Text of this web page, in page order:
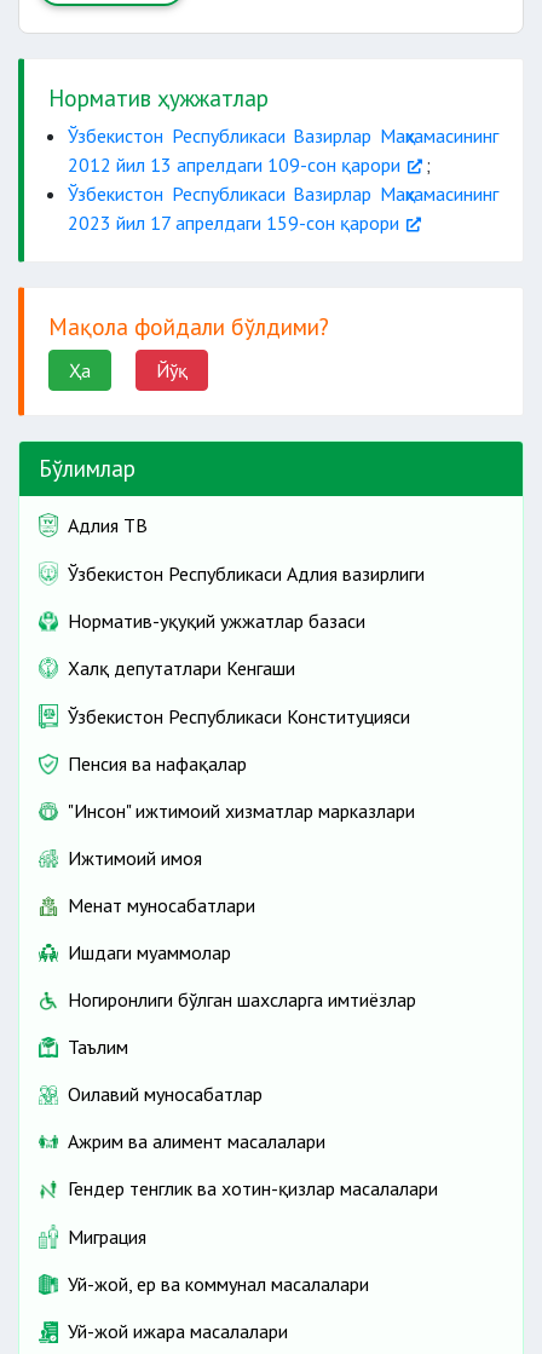
Норматив ҳужжатлар
Ўзбекистон Республикаси Вазирлар Маҳкамасининг
2012 йил 13 апрелдаги 109-сон қарори
;
Ўзбекистон Республикаси Вазирлар Маҳкамасининг
2023 йил 17 апрелдаги 159-сон қарори
Мақола фойдали бўлдими?
Ҳа Йўқ
Бўлимлар
Адлия ТВ
Ўзбекистон Республикаси Адлия вазирлиги
Норматив-ҳуқуқий ҳужжатлар базаси
Халқ депутатлари Кенгаши
Ўзбекистон Республикаси Конституцияси
Пенсия ва нафақалар
"Инсон" ижтимоий хизматлар марказлари
Ижтимоий ҳимоя
Меҳнат муносабатлари
Ишдаги муаммолар
Ногиронлиги бўлган шахсларга имтиёзлар
Таълим
Оилавий муносабатлар
Ажрим ва алимент масалалари
Гендер тенглик ва хотин-қизлар масалалари
Миграция
Уй-жой, ер ва коммунал масалалари
Уй-жой ижара масалалари